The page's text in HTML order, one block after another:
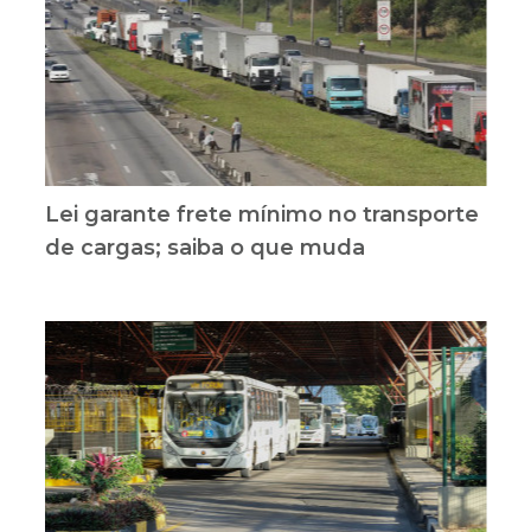
Lei garante frete mínimo no transporte
de cargas; saiba o que muda